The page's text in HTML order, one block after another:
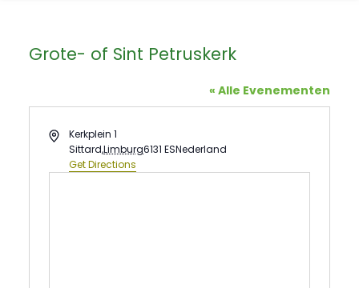
Grote- of Sint Petruskerk
« Alle Evenementen
AddressKerkplein 1
Sittard,Limburg6131 ESNederland
Get Directions